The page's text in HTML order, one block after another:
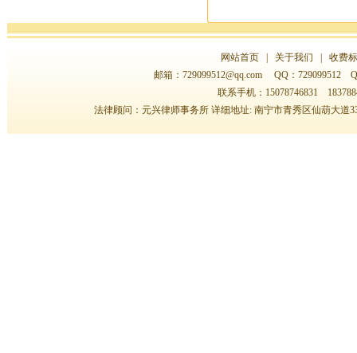
公司开工吉日已发
网站首页 关于我们
收费
邮箱： 729099512@qq.comQQ：729099512
联系手机：15078746831
法律顾问：元兴律师事务所 详细地址: 南宁市青秀区仙葫大道